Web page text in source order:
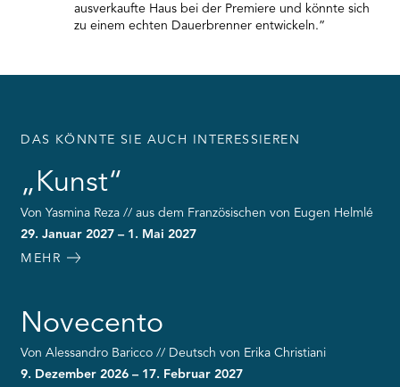
ausverkaufte Haus bei der Premiere und könnte sich
zu einem echten Dauerbrenner entwickeln.”
DAS KÖNNTE SIE AUCH INTERESSIEREN
„Kunst“
Von Yasmina Reza // aus dem Französischen von Eugen Helmlé
29. Januar 2027 – 1. Mai 2027
MEHR
Novecento
Von Alessandro Baricco // Deutsch von Erika Christiani
9. Dezember 2026 – 17. Februar 2027